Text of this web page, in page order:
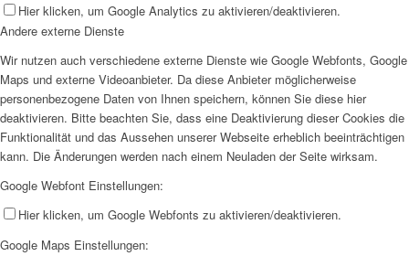
Hier klicken, um Google Analytics zu aktivieren/deaktivieren.
Andere externe Dienste
Wir nutzen auch verschiedene externe Dienste wie Google Webfonts, Google
Maps und externe Videoanbieter. Da diese Anbieter möglicherweise
personenbezogene Daten von Ihnen speichern, können Sie diese hier
deaktivieren. Bitte beachten Sie, dass eine Deaktivierung dieser Cookies die
Funktionalität und das Aussehen unserer Webseite erheblich beeinträchtigen
kann. Die Änderungen werden nach einem Neuladen der Seite wirksam.
Google Webfont Einstellungen:
Hier klicken, um Google Webfonts zu aktivieren/deaktivieren.
Google Maps Einstellungen: